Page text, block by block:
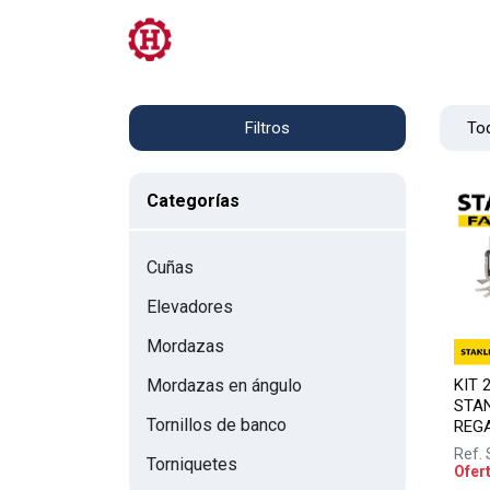
Filtros
Categorías
Cuñas
Elevadores
Mordazas
Mordazas en ángulo
Tornillos de banco
Torniquetes
KIT
Ref.